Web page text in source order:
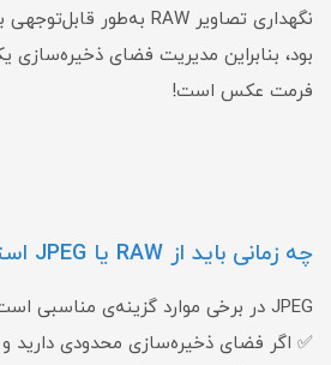
بود، بنابراین مدیریت فضای
فرمت عکس است!
چه زمانی باید از RAW یا JPEG استفاده کنیم؟
JPEG در برخی موارد گزینه‌ی مناسبی است:
✅ اگر فضای ذخیره‌سازی محدودی دارید و